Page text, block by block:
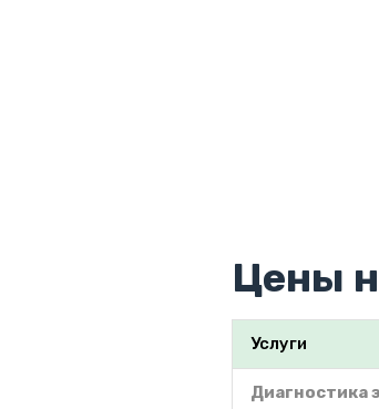
Цены
Услуги
Диагностика